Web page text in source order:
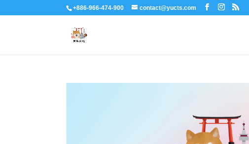
+886-966-474-900 contact@yucts.com